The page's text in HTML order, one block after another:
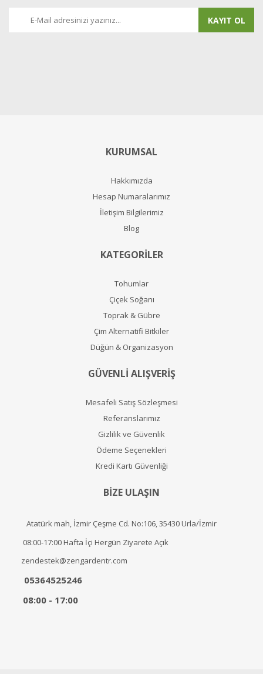
KAYIT OL
KURUMSAL
Hakkımızda
Hesap Numaralarımız
İletişim Bilgilerimiz
Blog
KATEGORİLER
Tohumlar
Çiçek Soğanı
Toprak & Gübre
Çim Alternatifi Bitkiler
Düğün & Organizasyon
GÜVENLİ ALIŞVERİŞ
Mesafeli Satış Sözleşmesi
Referanslarımız
Gizlilik ve Güvenlik
Ödeme Seçenekleri
Kredi Kartı Güvenliği
BİZE ULAŞIN
Atatürk mah, İzmir Çeşme Cd. No:106, 35430 Urla/İzmir
08:00-17:00 Hafta İçi Hergün Ziyarete Açık
zendestek@zengardentr.com
05364525246
08:00 - 17:00